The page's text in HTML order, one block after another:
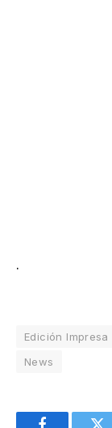
.
Edición Impresa
News